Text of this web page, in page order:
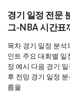
경기 일정 전문
그-NBA 시간표
목차 경기 일정 분석
인트 주요 대회별 일
정 예시 다음 경기
후 전망 경기 일정
름을